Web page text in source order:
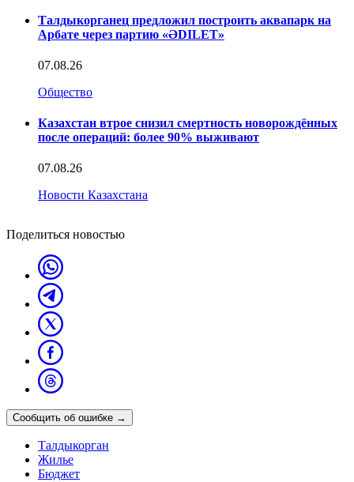
Талдыкорганец предложил построить аквапарк на
Арбате через партию «ӘDILET»
07.08.26
Общество
Казахстан втрое снизил смертность новорождённых
после операций: более 90% выживают
07.08.26
Новости Казахстана
Поделиться новостью
Сообщить об ошибке →
Талдыкорган
Жилье
Бюджет